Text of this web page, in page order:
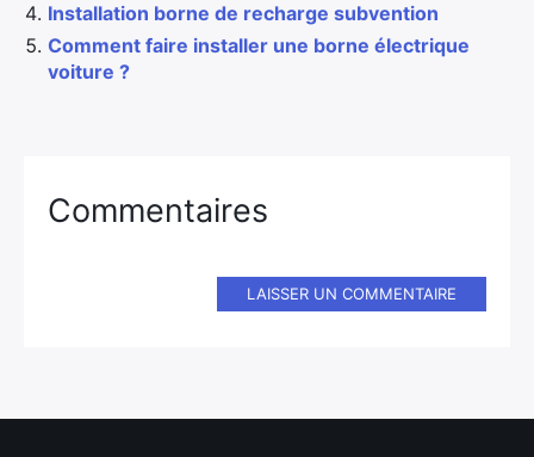
Installation borne de recharge subvention
Comment faire installer une borne électrique
voiture ?
Commentaires
LAISSER UN COMMENTAIRE